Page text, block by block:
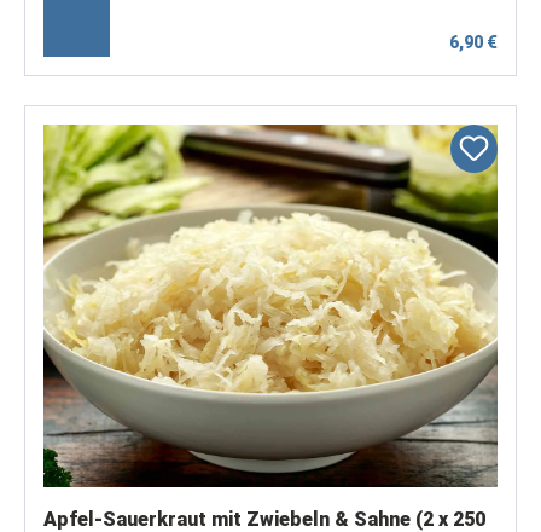
6,90 €
Apfel-Sauerkraut mit Zwiebeln & Sahne (2 x 250